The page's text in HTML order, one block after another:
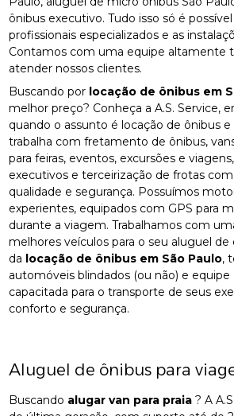
ônibus executivo. Tudo isso só é
profissionais especializados e as
Contamos com uma equipe altamente
atender nossos clientes.
Buscando por locação de ônibus em
melhor preço? Conheça a A.S. Service,
quando o assunto é locação de ônibus e
trabalha com fretamento de ônibus,
para feiras, eventos, excursões e
executivos e terceirização de frotas
qualidade e segurança. Possuímos
experientes, equipados com GPS para
durante a viagem. Trabalhamos com
melhores veículos para o seu aluguel
da locação de ônibus em São Paulo,
automóveis blindados (ou não) e equipe
capacitada para o transporte de seus
conforto e segurança.
Aluguel de ônibus para
Buscando alugar van para praia ? A